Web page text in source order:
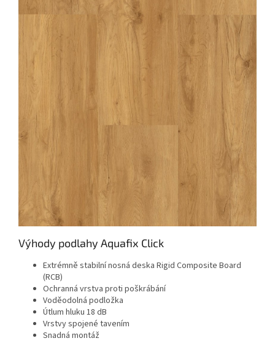
Výhody podlahy Aquafix Click
Extrémně stabilní nosná deska Rigid Composite Board
(RCB)
Ochranná vrstva proti poškrábání
Voděodolná podložka
Útlum hluku 18 dB
Vrstvy spojené tavením
Snadná montáž